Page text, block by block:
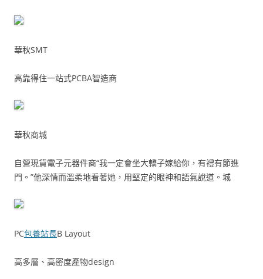
華秋SMT
高靠得住一站式PCBA智造商
華秋商城
自營現貨電子元器件商“我一定會坐大轎子嫁給你，有禮有節進
門。”他深情而溫柔地看著她，用堅定的眼神和語氣說道。城
PC包養站長B Layout
高多層、高密度產物design